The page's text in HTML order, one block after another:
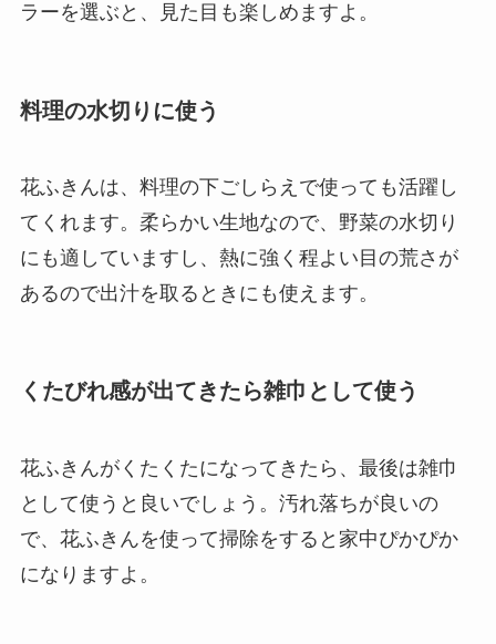
ラーを選ぶと、見た目も楽しめますよ。
料理の水切りに使う
花ふきんは、 料理の下ごしらえで使っても活躍 し
てくれます。柔らかい生地なので、野菜の水切り
にも適していますし、熱に強く程よい目の荒さが
あるので出汁を取るときにも使えます。
くたびれ感が出てきたら雑巾として使う
花ふきんがくたくたになってきたら、最後は雑巾
として使うと良いでしょう。 汚れ落ちが良いの
で、花ふきんを使って掃除をすると家中ぴかぴか
になりますよ。